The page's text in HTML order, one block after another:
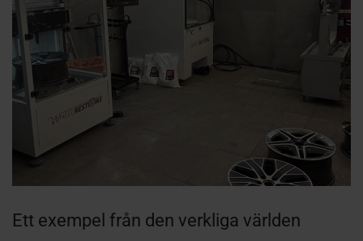
Ett exempel från den verkliga världen